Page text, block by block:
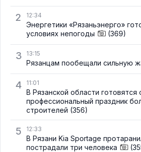
2 12:34
Энергетики «Рязаньэнерго»
условиях непогоды
(369)
3 13:15
Рязанцам пообещали сильную
4 11:01
В Рязанской области готовятся
профессиональный праздник
строителей (356)
5 12:33
В Рязани Kia Sportage
пострадали три человека